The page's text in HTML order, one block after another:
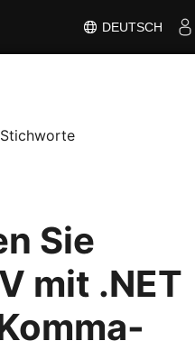
DEUTSCH
Stichworte
Sie
mit .NET